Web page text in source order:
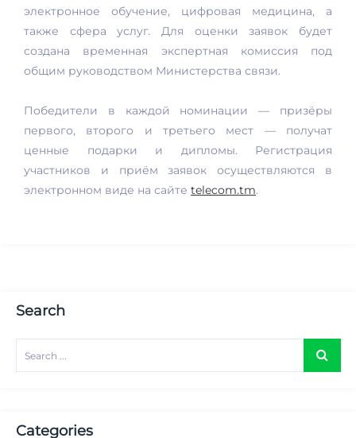
электронное обучение, цифровая медицина, а
также сфера услуг. Для оценки заявок будет
создана временная экспертная комиссия под
общим руководством Министерства связи.
Победители в каждой номинации — призёры
первого, второго и третьего мест — получат
ценные подарки и дипломы. Регистрация
участников и приём заявок осуществляются в
электронном виде на сайте telecom.tm.
Search
Categories